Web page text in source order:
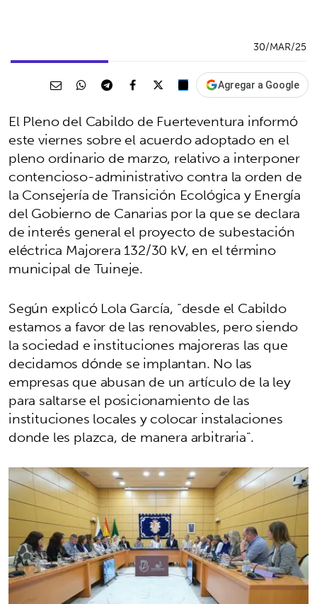
30/MAR/25
Agregar a Google
El Pleno del Cabildo de Fuerteventura informó
este viernes sobre el acuerdo adoptado en el
pleno ordinario de marzo, relativo a interponer
contencioso-administrativo contra la orden de
la Consejería de Transición Ecológica y Energía
del Gobierno de Canarias por la que se declara
de interés general el proyecto de subestación
eléctrica Majorera 132/30 kV, en el término
municipal de Tuineje.
Según explicó Lola García, “desde el Cabildo
estamos a favor de las renovables, pero siendo
la sociedad e instituciones majoreras las que
decidamos dónde se implantan. No las
empresas que abusan de un artículo de la ley
para saltarse el posicionamiento de las
instituciones locales y colocar instalaciones
donde les plazca, de manera arbitraria”.